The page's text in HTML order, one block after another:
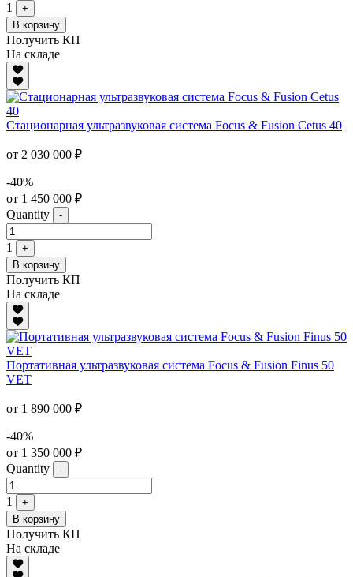
1
+
В корзину
Получить КП
На складе
Стационарная ультразвуковая система Focus & Fusion Cetus 40
от 2 030 000 ₽
-40%
от 1 450 000 ₽
Quantity
-
1
+
В корзину
Получить КП
На складе
Портативная ультразвуковая система Focus & Fusion Finus 50
VET
от 1 890 000 ₽
-40%
от 1 350 000 ₽
Quantity
-
1
+
В корзину
Получить КП
На складе